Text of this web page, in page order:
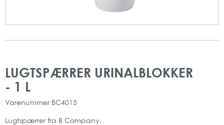
LUGTSPÆRRER URINALBLOKKER
- 1 L
Varenummer BC4015
Lugtspærrer fra B Company.
slutningen
af
starten
af